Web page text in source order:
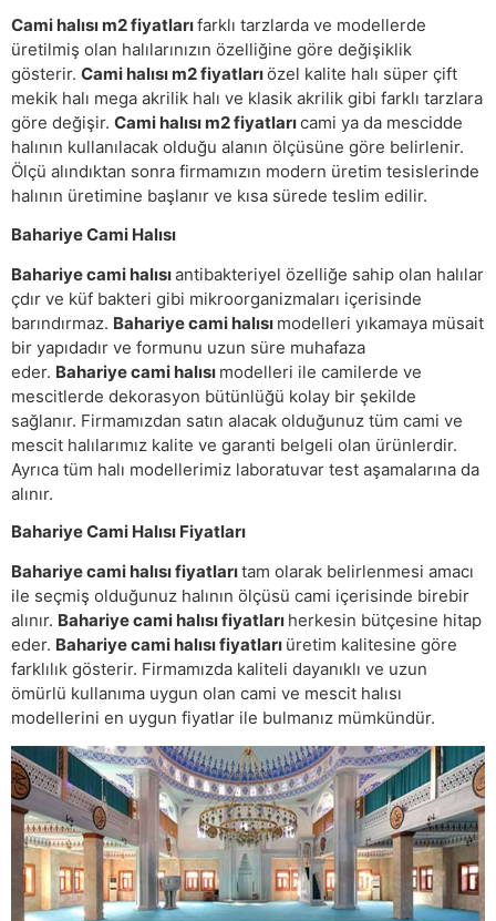
Cami halısı m2 fiyatlarıfarklı tarzlarda ve modellerde
üretilmiş olan halılarınızın özelliğine göre değişiklik
gösterir. Cami halısı m2 fiyatlarıözel kalite halı süper çift
mekik halı mega akrilik halı ve klasik akrilik gibi farklı tarzlara
göre değişir. Cami halısı m2 fiyatlarıcami ya da mescidde
halının kullanılacak olduğu alanın ölçüsüne göre belirlenir.
Ölçü alındıktan sonra firmamızın modern üretim tesislerinde
halının üretimine başlanır ve kısa sürede teslim edilir.
Bahariye Cami Halısı
Bahariye cami halısıantibakteriyel özelliğe sahip olan halılar
çdır ve küf bakteri gibi mikroorganizmaları içerisinde
barındırmaz. Bahariye cami halısı modelleri yıkamaya müsait
bir yapıdadır ve formunu uzun süre muhafaza
eder. Bahariye cami halısı modelleri ile camilerde ve
mescitlerde dekorasyon bütünlüğü kolay bir şekilde
sağlanır. Firmamızdan satın alacak olduğunuz tüm cami ve
mescit halılarımız kalite ve garanti belgeli olan ürünlerdir.
Ayrıca tüm halı modellerimiz laboratuvar test aşamalarına da
alınır.
Bahariye Cami Halısı Fiyatları
Bahariye cami halısı fiyatlarıtam olarak belirlenmesi amacı
ile seçmiş olduğunuz halının ölçüsü cami içerisinde birebir
alınır. Bahariye cami halısı fiyatları herkesin bütçesine hitap
eder. Bahariye cami halısı fiyatları üretim kalitesine göre
farklılık gösterir. Firmamızda kaliteli dayanıklı ve uzun
ömürlü kullanıma uygun olan cami ve mescit halısı
modellerini en uygun fiyatlar ile bulmanız mümkündür.